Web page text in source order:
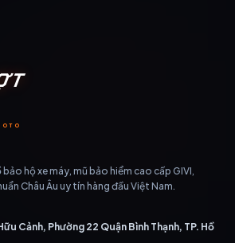
hộ xe máy, mũ bảo hiểm cao cấp GIVI,
Châu Âu uy tín hàng đầu Việt Nam.
Cảnh, Phường 22 Quận Bình Thạnh, TP. Hồ